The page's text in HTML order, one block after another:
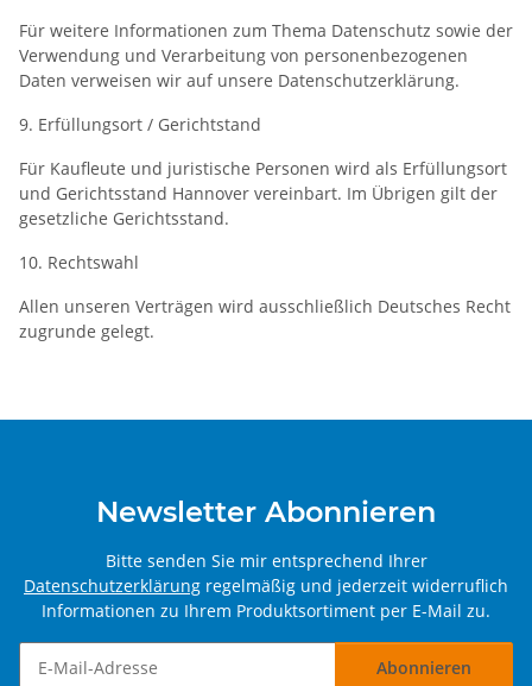
Für weitere Informationen zum Thema Datenschutz sowie der
Verwendung und Verarbeitung von personenbezogenen
Daten verweisen wir auf unsere Datenschutzerklärung.
9. Erfüllungsort / Gerichtstand
Für Kaufleute und juristische Personen wird als Erfüllungsort
und Gerichtsstand Hannover vereinbart. Im Übrigen gilt der
gesetzliche Gerichtsstand.
10. Rechtswahl
Allen unseren Verträgen wird ausschließlich Deutsches Recht
zugrunde gelegt.
Newsletter Abonnieren
Bitte senden Sie mir entsprechend Ihrer
Datenschutzerklärung regelmäßig und jederzeit widerruflich
Informationen zu Ihrem Produktsortiment per E-Mail zu.
Abonnieren